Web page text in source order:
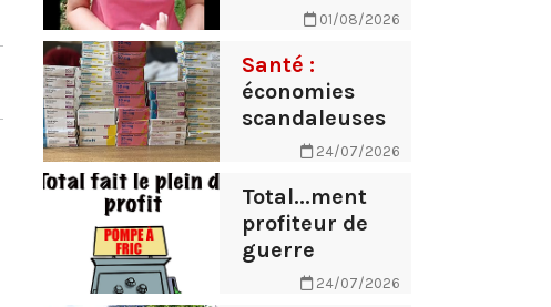
01/08/2026
Santé :
économies
scandaleuses
24/07/2026
Total...ment
profiteur de
guerre
24/07/2026